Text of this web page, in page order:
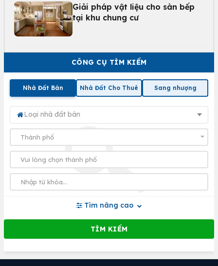
CÔNG CỤ TÌM KIẾM
Nhà Đất Bán Nhà Đất Cho Thuê Sang nhượng
Loại nhà đất bán
Tìm nâng cao
Giải pháp vật liệu cho sàn bếp
tại khu chung cư